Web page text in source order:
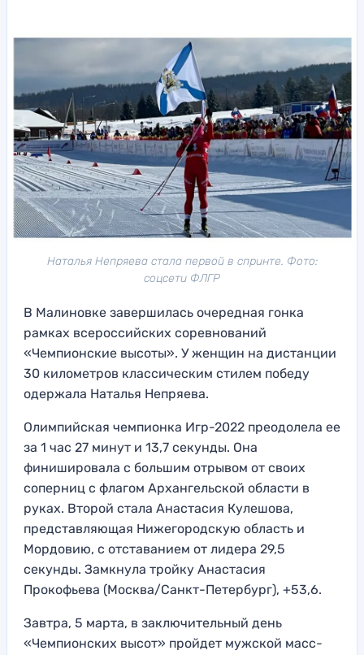
Наталья Непряева стала первой в спринте. Фото:
соцсети ФЛГР
В Малиновке завершилась очередная гонка
рамках всероссийских соревнований
«Чемпионские высоты». У женщин на дистанции
30 километров классическим стилем победу
одержала Наталья Непряева.
Олимпийская чемпионка Игр-2022 преодолела ее
за 1 час 27 минут и 13,7 секунды. Она
финишировала с большим отрывом от своих
соперниц с флагом Архангельской области в
руках. Второй стала Анастасия Кулешова,
представляющая Нижегородскую область и
Мордовию, с отставанием от лидера 29,5
секунды. Замкнула тройку Анастасия
Прокофьева (Москва/Санкт-Петербург), +53,6.
Завтра, 5 марта, в заключительный день
«Чемпионских высот» пройдет мужской масс-